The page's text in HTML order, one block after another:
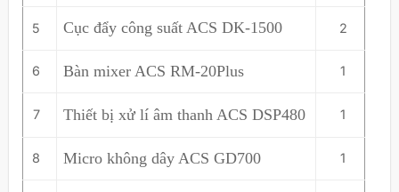
5 Cục đẩy công suất ACS DK-1500 2
6 Bàn mixer ACS RM-20Plus 1
7 Thiết bị xử lí âm thanh ACS DSP480 1
8 Micro không dây ACS GD700 1